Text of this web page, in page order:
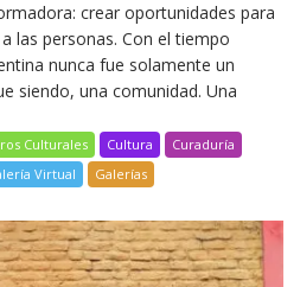
crear oportunidades para
las personas. Con el tiempo
nunca fue solamente un
siendo, una comunidad. Una
Culturales Cultura
Curaduría
Virtual Galerías